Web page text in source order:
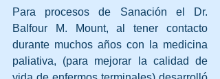
Para procesos de Sanación el Dr.
Balfour M. Mount, al tener contacto
durante muchos años con la medicina
paliativa, (para mejorar la calidad de